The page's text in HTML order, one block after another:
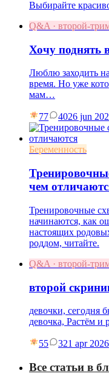
Выбирайте
Q&A · второй-
Хочу поднять
Люблю заходить
время. Но уже
мам…
77 4026 jun
Беременность
чем
Тренировочные
начинаются, как
настоящих
роддом, читайте.
Q&A · второй-
второй
девочки, сегодня
девочка, Растём
55 321 apr 2026
Все статьи в